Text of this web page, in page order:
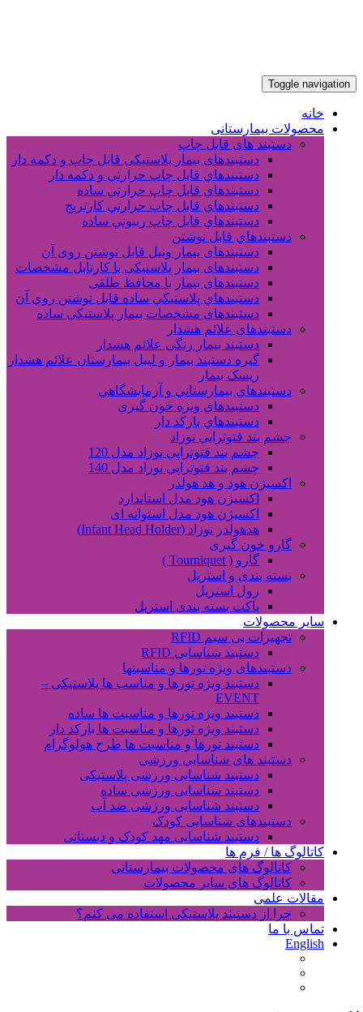
Toggle navigation
خانه
محصولات بیمارستانی
دستبند های قابل چاپ
دستبندهای بیمار پلاستیکی قابل چاپ و دکمه دار
دستبندهاي قابل چاپ حرارتي و دکمه دار
دستبندهاي قابل چاپ حرارتي ساده
دستبندهاي قابل چاپ حرارتي کارتريج
دستبندهاي قابل چاپ ريبوني ساده
دستبندهاي قابل نوشتن
دستبندهای بیمار ونیل قابل نوشتن روی آن
دستبندهای بیمار پلاستیکی با کارتابل مشخصات
دستبندهای بیمار با محافظ طلقی
دستبندهاي پلاستيکي ساده قابل نوشتن روي آن
دستبندهای مشخصات بیمار پلاستیکی ساده
دستبندهاي علائم هشدار
دستبند بیمار رنگی علائم هشدار
گیره دستبند بیمار و لیبل بیمارستان علائم هشدار
ریسک بیمار
دستبندهاي بيمارستاني و آزمايشگاهي
دستبندهاي ويژه خون گيري
دستبندهاي بارکد دار
چشم بند فتوتراپي نوزاد
چشم بند فتوتراپي نوزاد مدل 120
چشم بند فتوتراپي نوزاد مدل 140
اکسیژن هود و هد هولدر
اکسیژن هود مدل استاندارد
اکسیژن هود مدل استوانه ای
هدهولدر نوزاد (Infant Head Holder)
گارو خون گیری
گارو ( Tourniquet )
بسته بندی و استریل
رول استریل
پاکت بسته بندی استریل
سایر محصولات
تجهیزات بی سیم RFID
دستبند شناسایی RFID
دستبندهای ویژه تورها و مناسبتها
دستبند ویژه تورها و مناسب ها پلاستیکی –
EVENT
دستبند ویژه تورها و مناسبت ها ساده
دستبند ویژه تورها و مناسبت ها بارکد دار
دستبند تورها و مناسبت ها طرح هولوگرام
دستبند های شناسایی ورزشی
دستبند شناسایی ورزشی پلاستیکی
دستبند شناسایی ورزشی ساده
دستبند شناسایی ورزشی ضد آب
دستبندهای شناسایی کودک
دستبند شناسایی مهد کودک و دبستانی
کاتالوگ ها / فرم ها
کاتالوگ های محصولات بیمارستانی
کاتالوگ های سایر محصولات
مقالات علمی
چرا از دستبند پلاستیکی استفاده می کنم؟
تماس با ما
English